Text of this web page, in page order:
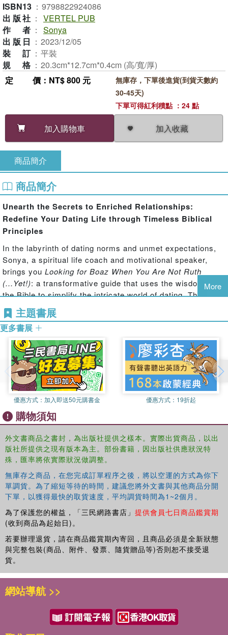
ISBN13 ： 9798822924086
出版社 ： VERTEL PUB
作者 ： Sonya
出版日 ： 2023/12/05
裝訂 ： 平裝
規格 ： 20.3cm*12.7cm*0.4cm (高/寬/厚)
定價 ：NT$ 800 元
加入購物車 加入收藏
無庫存，下單後進貨(到貨天數約
30-45天)
下單可得紅利積點 ：24 點
商品簡介
商品簡介
Unearth the Secrets to Enriched Relationships:
Redefine Your Dating Life through Timeless Biblical
Principles
In the labyrinth of dating norms and unmet expectations,
Sonya, a spiritual life coach and motivational speaker,
brings you Looking for Boaz When You Are Not Ruth
(...Yet!): a transformative guide that uses the wisdom of
the Bible to simplify the intricate world of dating. This
inspirational tome dispels societal misconceptions, urging
women worldwide to question and redefine their
relationship values.
Intertwining personal experiences with her professional
coaching acumen, Sonya demonstrates how spiritual
principles can lead to more rewarding relationships. Her
candid and engaging style challenges women to delve
deep into their self-needs and desires, realigning them
with what they truly value. This book will take you on a
soulful journey, teaching that you attract according to
where you are, not where you aspire to be.
More
主題書展
更多書展
優惠方式： 加入即送50元購書金 優惠方式： 19折起
購物須知
外文書商品之書封，為出版社提供之樣本。實際出貨商品，以出
版社所提供之現有版本為主。部份書籍，因出版社供應狀況特
殊，匯率將依實際狀況做調整。
無庫存之商品，在您完成訂單程序之後，將以空運的方式為你下
單調貨。為了縮短等待的時間，建議您將外文書與其他商品分開
下單，以獲得最快的取貨速度，平均調貨時間為1~2個月。
為了保護您的權益，「三民網路書店」 提供會員七日商品鑑賞期
(收到商品為起始日)。
若要辦理退貨，請在商品鑑賞期內寄回，且商品必須是全新狀態
與完整包裝(商品、附件、發票、隨貨贈品等)否則恕不接受退
貨。
網站導航 >>